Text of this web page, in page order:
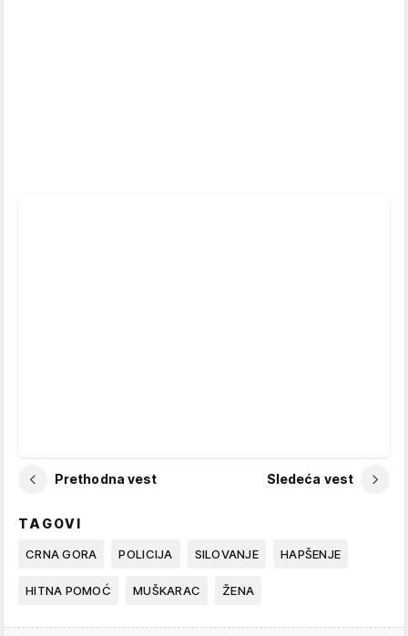
Prethodna vest Sledeća vest
TAGOVI
CRNA GORA POLICIJA SILOVANJE HAPŠENJE
HITNA POMOĆ MUŠKARAC ŽENA